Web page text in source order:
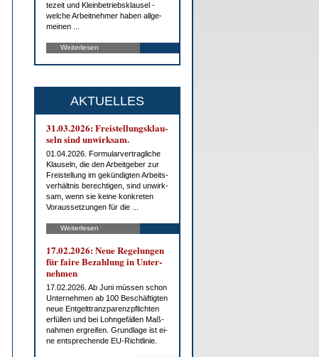
te­zeit und Klein­be­triebs­klau­sel -
wel­che Ar­beit­neh­mer ha­ben all­ge­
mei­nen ...
Weiterlesen
AKTUELLES
31.03.2026: Frei­stel­lungs­klau­
seln sind un­wirk­sam.
01.04.2026. For­mu­lar­ver­trag­li­che
Klau­seln, die den Ar­beit­ge­ber zur
Frei­stel­lung im ge­kün­dig­ten Ar­beits­
ver­hält­nis be­rech­ti­gen, sind un­wirk­
sam, wenn sie kei­ne kon­kre­ten
Vor­aus­set­zun­gen für die ...
Weiterlesen
17.02.2026: Neue Re­ge­lun­gen
für fai­re Be­zah­lung in Un­ter­
neh­men
17.02.2026. Ab Ju­ni müs­sen schon
Un­ter­neh­men ab 100 Be­schäf­tig­ten
neue Ent­gelt­tranz­pa­renz­pflich­ten
er­fül­len und bei Lohn­ge­fäl­len Maß­
nah­men er­grei­fen. Grund­la­ge ist ei­
ne ent­spre­chen­de EU-Richt­li­nie.